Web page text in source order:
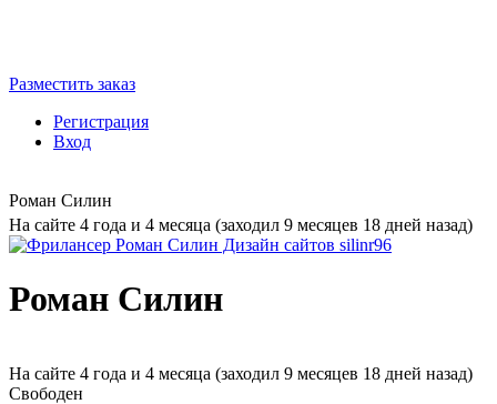
Разместить заказ
Регистрация
Вход
Роман Силин
На сайте 4 года и 4 месяца (заходил 9 месяцев 18 дней назад)
Роман Силин
На сайте 4 года и 4 месяца (заходил 9 месяцев 18 дней назад)
Свободен